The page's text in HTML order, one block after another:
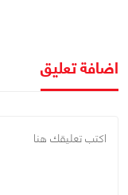
اضافة تعليق